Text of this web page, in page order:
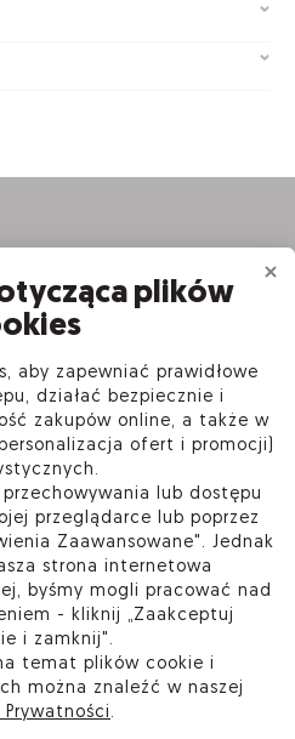
plików
aby zapewniać prawidłowe
działać bezpiecznie i
zakupów online, a także w
ofert i promocji)
lub dostępu
przeglądarce lub poprzez
Zaawansowane". Jednak
strona internetowa
byśmy mogli pracować nad
- kliknij „Zaakceptuj
i zamknij".
temat plików cookie i
można znaleźć w naszej
.